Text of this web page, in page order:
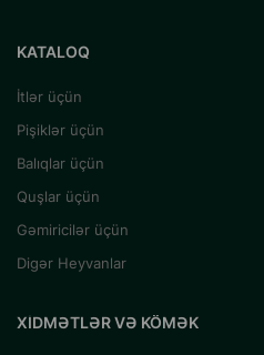
KATALOQ
İtlər üçün
Pişiklər üçün
Balıqlar üçün
Quşlar üçün
Gəmiricilər üçün
Digər Heyvanlar
XIDMƏTLƏR VƏ KÖMƏK